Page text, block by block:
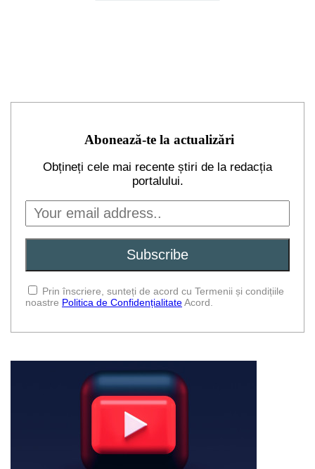
Abonează-te la actualizări
Obțineți cele mai recente știri de la redacția
portalului.
Prin înscriere, sunteți de acord cu Termenii și condițiile
noastre Politica de ConfidențialitateAcord.